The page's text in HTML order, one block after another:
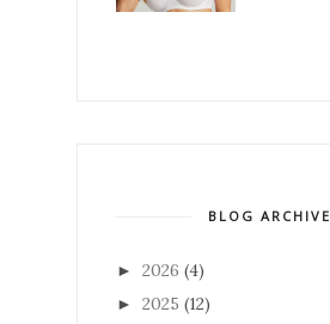
BLOG ARCHIVE
► 2026 (4)
► 2025 (12)